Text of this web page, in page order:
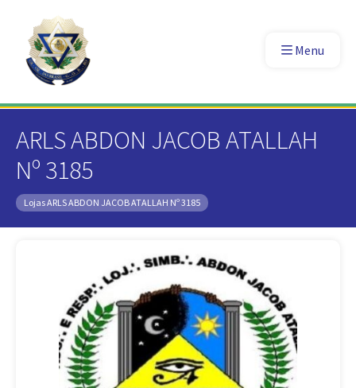
Menu
ARLS ABDON JACOB ATALLAH
Nº 3185
LojasARLS ABDON JACOB ATALLAH Nº 3185